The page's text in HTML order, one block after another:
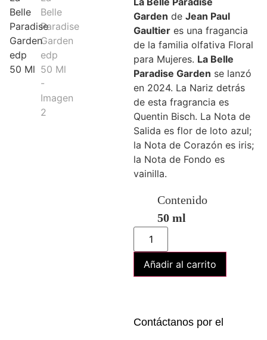
Garden de Jean Paul
Gaultier es una fragancia
de la familia olfativa Floral
para Mujeres. La Belle
Paradise Garden se lanzó
en 2024. La Nariz detrás
de esta fragrancia es
Quentin Bisch. La Nota de
Salida es flor de loto azul;
la Nota de Corazón es iris;
la Nota de Fondo es
vainilla.
Contenido
50 ml
Añadir al carrito
Contáctanos por el